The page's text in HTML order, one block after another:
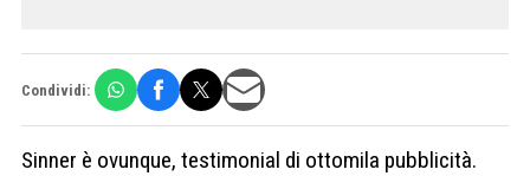
Condividi:
Sinner è ovunque, testimonial di ottomila pubblicità.